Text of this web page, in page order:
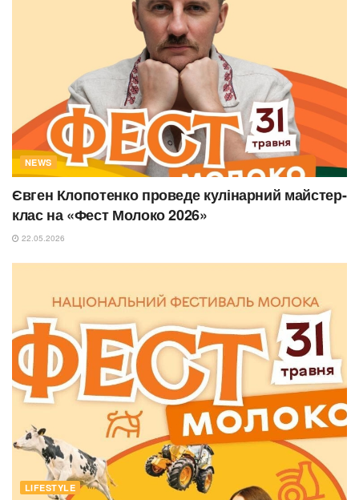
NEWS
Євген Клопотенко проведе кулінарний майстер-
клас на «Фест Молоко 2026»
22.05.2026
LIFESTYLE